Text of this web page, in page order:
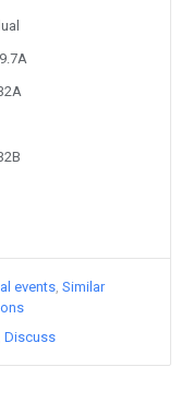
events Similar
Discuss